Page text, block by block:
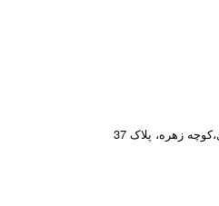
زهره، پلاک 37